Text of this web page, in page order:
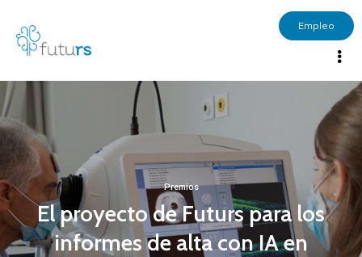
Empleo
Premios
El proyecto de Futurs para los
informes de alta con IA en